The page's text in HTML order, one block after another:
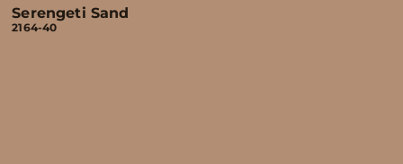
Serengeti Sand
2164-40